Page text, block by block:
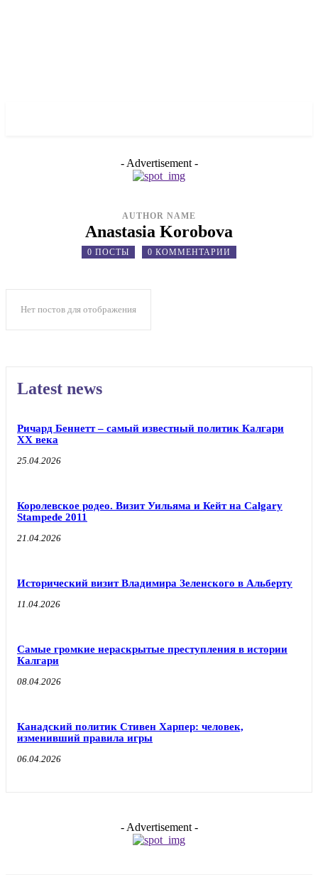
- Advertisement -
AUTHOR NAME
Anastasia Korobova
0 ПОСТЫ 0 КОММЕНТАРИИ
Нет постов для отображения
Latest news
Ричард Беннетт – самый известный политик Калгари
XX века
25.04.2026
Королевское родео. Визит Уильяма и Кейт на Calgary
Stampede 2011
21.04.2026
Исторический визит Владимира Зеленского в Альберту
11.04.2026
Самые громкие нераскрытые преступления в истории
Калгари
08.04.2026
Канадский политик Стивен Харпер: человек,
изменивший правила игры
06.04.2026
- Advertisement -